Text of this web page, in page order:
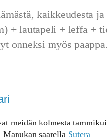
kaikkeudesta
+ lautapeli + leffa +
onneksi myös
meidän kolmesta
Manukan saarella Sutera